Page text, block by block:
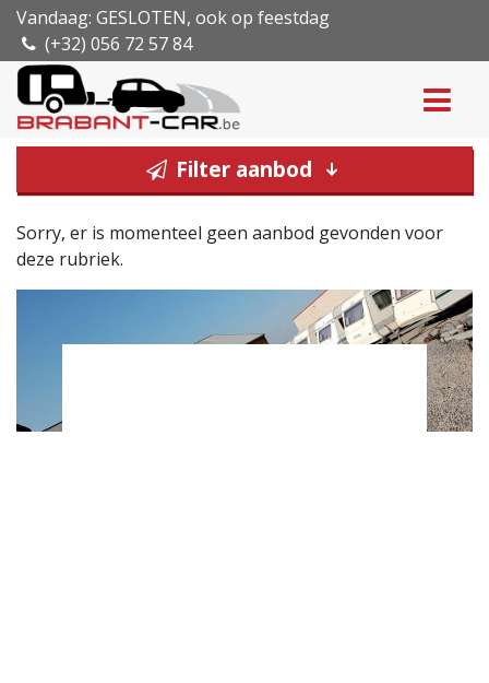
Vandaag: GESLOTEN, ook op feestdag
(+32) 056 72 57 84
Filter aanbod
Sorry, er is momenteel geen aanbod gevonden voor
deze rubriek.